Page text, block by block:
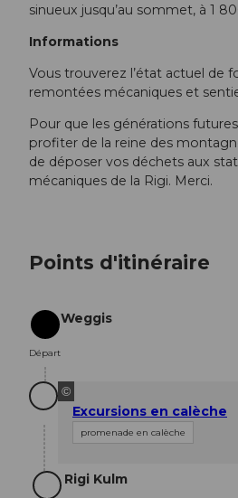
sinueux jusqu’au sommet, à 1
Informations
Vous trouverez l’état actuel de
remontées mécaniques et
Pour que les générations
profiter de la reine des
de déposer vos déchets aux
mécaniques de la Rigi. Merci.
Points d'itinéraire
Départ
Départ
Weggis
©
Excursions en calèche
promenade en calèche
Objectif
Rigi Kulm